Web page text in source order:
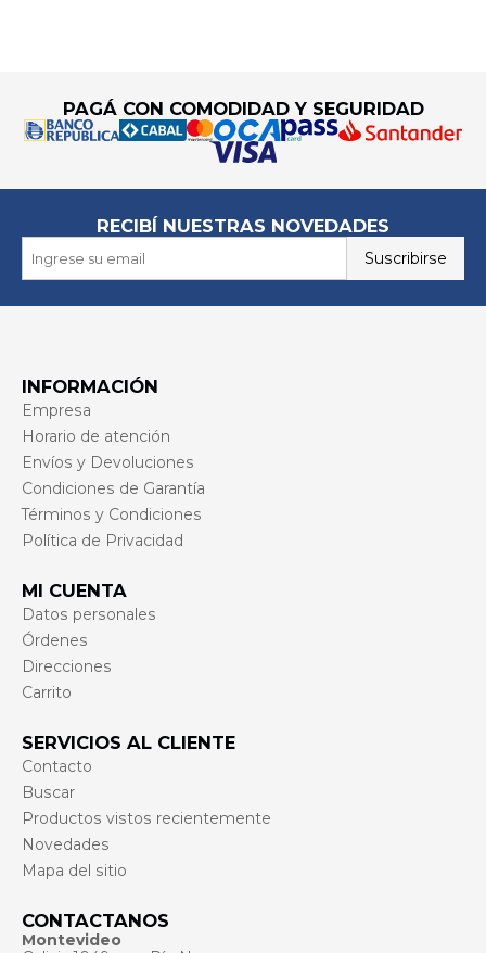
PAGÁ CON COMODIDAD Y SEGURIDAD
RECIBÍ NUESTRAS NOVEDADES
Suscribirse
INFORMACIÓN
Empresa
Horario de atención
Envíos y Devoluciones
Condiciones de Garantía
Términos y Condiciones
Política de Privacidad
MI CUENTA
Datos personales
Órdenes
Direcciones
Carrito
SERVICIOS AL CLIENTE
Contacto
Buscar
Productos vistos recientemente
Novedades
Mapa del sitio
CONTACTANOS
Montevideo